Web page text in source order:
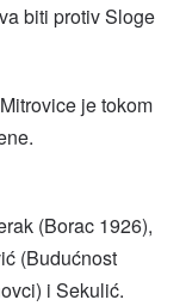
biti protiv Sloge
je tokom
(Borac 1926),
(Budućnost
i Sekulić.